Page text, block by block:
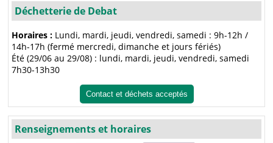
Déchetterie de Debat
Horaires : Lundi, mardi, jeudi, vendredi, samedi : 9h-12h /
14h-17h (fermé mercredi, dimanche et jours fériés)
Été (29/06 au 29/08) : lundi, mardi, jeudi, vendredi, samedi
7h30-13h30
Contact et déchets acceptés
Renseignements et horaires